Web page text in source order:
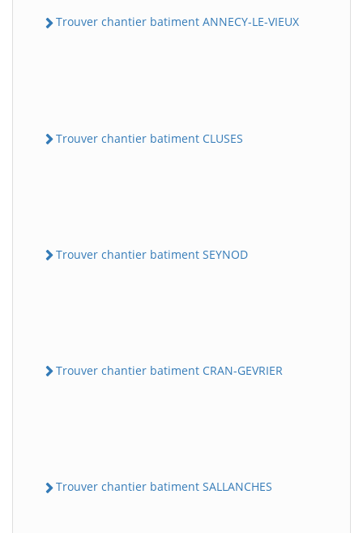
Trouver chantier batiment ANNECY-LE-VIEUX
Trouver chantier batiment CLUSES
Trouver chantier batiment SEYNOD
Trouver chantier batiment CRAN-GEVRIER
Trouver chantier batiment SALLANCHES